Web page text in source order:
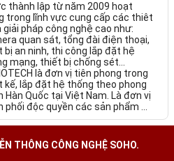
thành lập từ năm 2009 hoạt
trong lĩnh vực cung cấp các thiêt
giải pháp công nghệ cao như:
quan sát, tổng đài điện thoại,
bị an ninh, thi công lắp đặt hệ
mạng, thiết bị chống sét…
là đơn vị tiên phong trong
kế, lắp đặt hệ thống theo phong
Hàn Quốc tại Việt Nam. Là đơn vị
phối độc quyền các sản phẩm ...
THÔNG CÔNG NGHỆ SOHO.